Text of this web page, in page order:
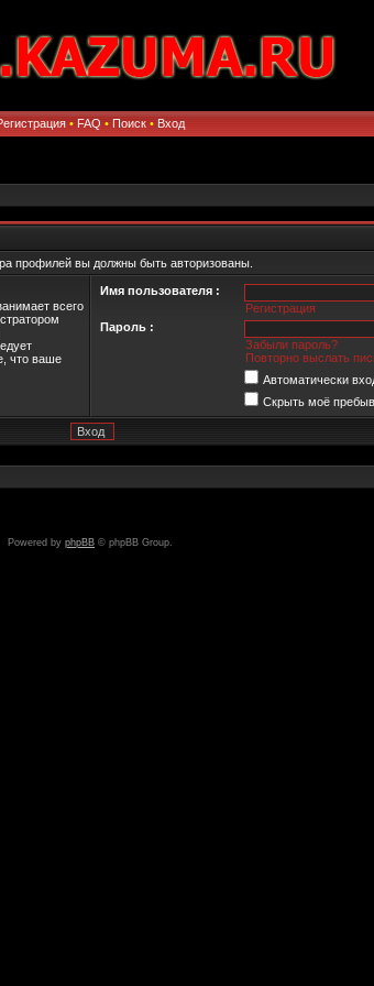
• FAQ • Поиск • Вход
профилей вы должны быть авторизованы.
всего
что ваше
Имя пользователя :
Регистрация
Пароль :
Забыли пароль?
Повторно выслать
Автоматически
Скрыть моё
Powered by phpBB © phpBB Group.